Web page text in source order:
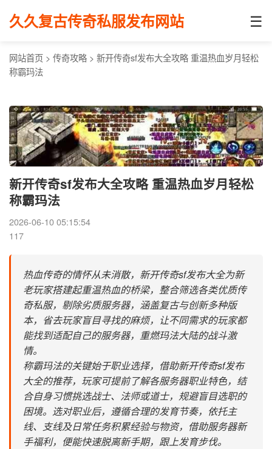
久久复古传奇私服发布网站 ☰
网站首页 > 传奇攻略 > 新开传奇sf发布大全攻略 重温热血岁月轻松
称霸玛法
新开传奇sf发布大全攻略 重温热血岁月轻松
称霸玛法
2026-06-10 05:15:54
117
热血传奇的情怀从未消散，新开传奇sf发布大全为新
老玩家搭建起重温热血的桥梁，整合筛选各类优质传
奇私服，剔除劣质服务器，涵盖复古与创新多种版
本，省去玩家盲目寻找的麻烦，让不同需求的玩家都
能找到适配自己的服务器，重燃玛法大陆的战斗激
情。
称霸玛法的关键始于职业选择，借助新开传奇sf发布
大全的推荐，玩家可提前了解各服务器职业特色，结
合自身习惯挑选战士、法师或道士，规避盲目选职的
困境。选对职业后，遵循合理的发育节奏，依托主
线、支线及日常任务积累经验与物资，借助服务器新
手福利，便能快速脱离新手期，跟上发育步伐。